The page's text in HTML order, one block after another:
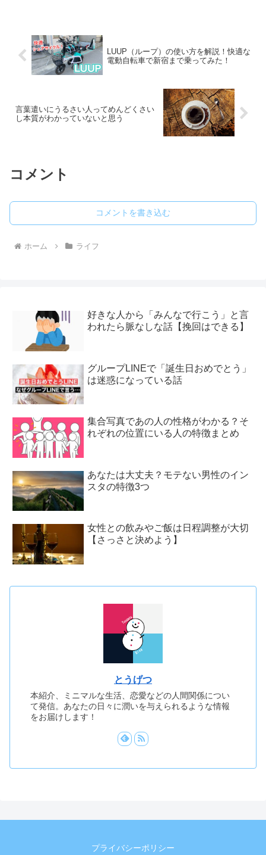
LUUP（ループ）の使い方を解説！快適な
電動自転車で新宿まで乗ってみた！
言葉遣いにうるさい人ってめんどくさい
し本質がわかっていないと思う
コメント
コメントを書き込む
ホーム ライフ
好きな人から「みんなで行こう」と言
われたら脈なしな話【挽回はできる】
グループLINEで「誕生日おめでとう」
は迷惑になっている話
集合写真であの人の性格がわかる？そ
れぞれの位置にいる人の特徴まとめ
あなたは大丈夫？モテない男性のイン
スタの特徴3つ
女性との飲みやご飯は日程調整が大切
【さっさと決めよう】
とうげつ
本紹介、ミニマルな生活、恋愛などの人間関係につい
て発信。あなたの日々に潤いを与えられるような情報
をお届けします！
プライバシーポリシー